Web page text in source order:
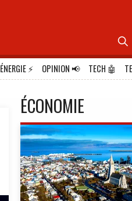

ÉNERGIE⚡ OPINION📢 TECH 🤖
ÉCONOMIE